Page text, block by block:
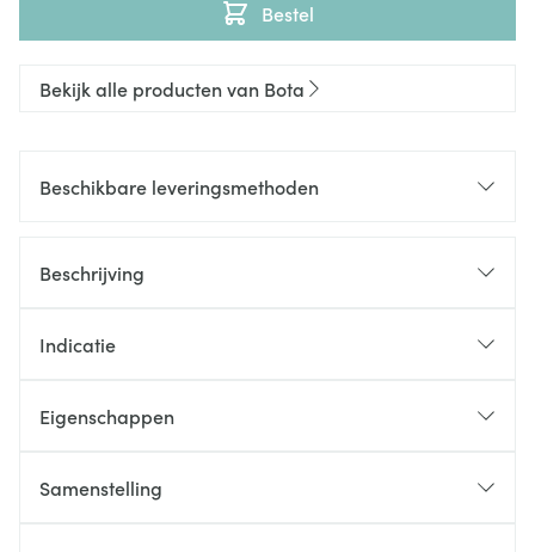
Bestel
Bekijk alle producten van Bota
Beschikbare leveringsmethoden
Beschrijving
Indicatie
Eigenschappen
Samenstelling